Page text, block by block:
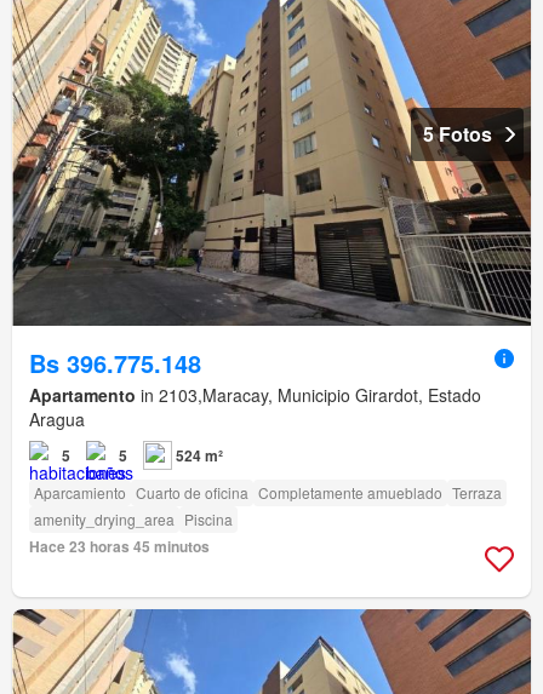
5 Fotos
Bs 396.775.148
Apartamento in 2103,Maracay, Municipio Girardot, Estado
Aragua
5 5 524 m²
Aparcamiento Cuarto de oficina Completamente amueblado Terraza
amenity_drying_area Piscina
Hace 23 horas 45 minutos